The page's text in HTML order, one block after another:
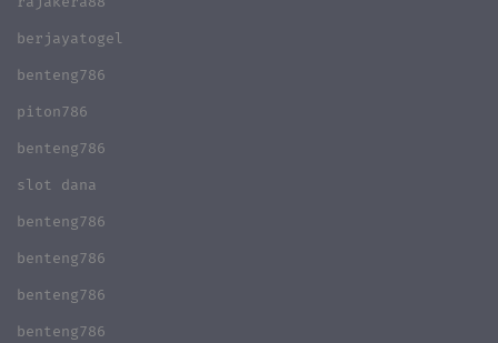
berjayatogel
benteng786
piton786
benteng786
slot dana
benteng786
benteng786
benteng786
benteng786